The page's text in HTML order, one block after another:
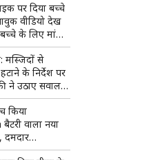
पर दिया बच्चे
वीडियो देख
के लिए मांगी
मस्जिदों से
के निर्देश पर
ने उठाए सवाल,
में दें
किया
वाला नया
दमदार
साथ मार्केट में